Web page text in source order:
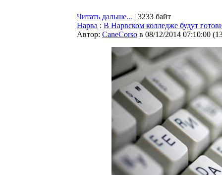
Читать дальше... | 3233 байт
Нарва : В Нарвском колледже будут
Автор: CaneCorso в 08/12/2014 07:10:00 (